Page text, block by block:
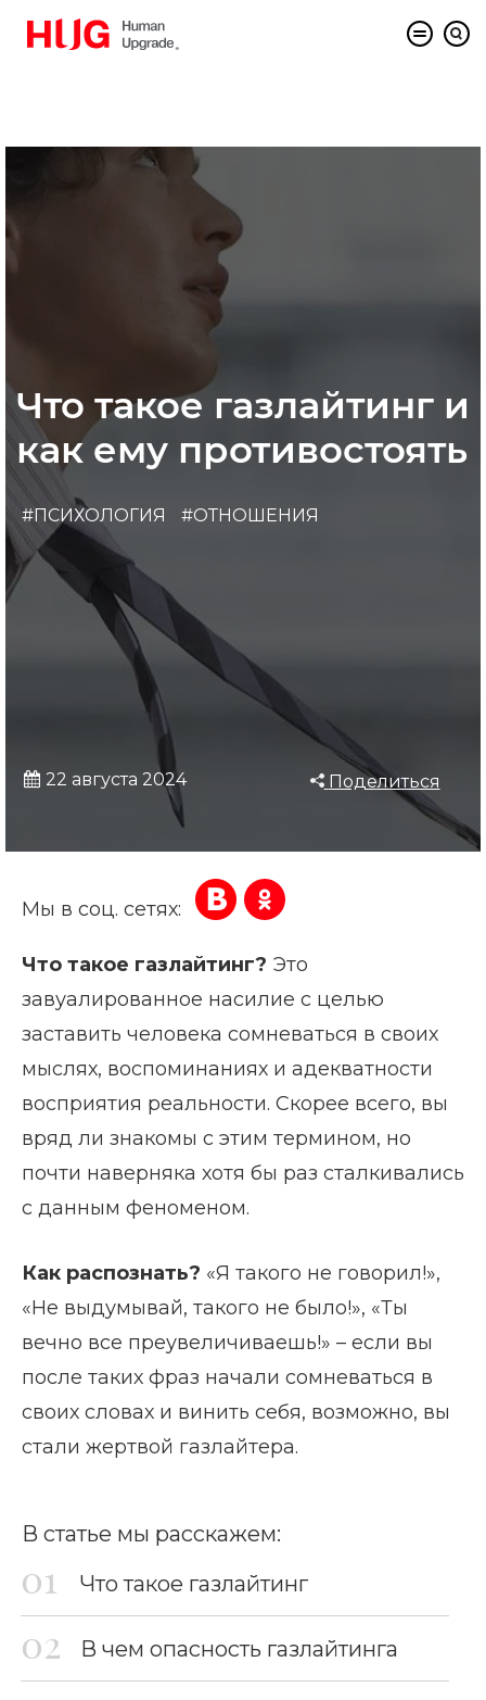
Что такое газлайтинг и
как ему противостоять
#ПСИХОЛОГИЯ #ОТНОШЕНИЯ
22 августа 2024 Поделиться
Мы в соц. сетях:
Что такое газлайтинг? Это
завуалированное насилие с целью
заставить человека сомневаться в своих
мыслях, воспоминаниях и адекватности
восприятия реальности. Скорее всего, вы
вряд ли знакомы с этим термином, но
почти наверняка хотя бы раз сталкивались
с данным феноменом.
Как распознать? «Я такого не говорил!»,
«Не выдумывай, такого не было!», «Ты
вечно все преувеличиваешь!» – если вы
после таких фраз начали сомневаться в
своих словах и винить себя, возможно, вы
стали жертвой газлайтера.
В статье мы расскажем:
Что такое газлайтинг
В чем опасность газлайтинга